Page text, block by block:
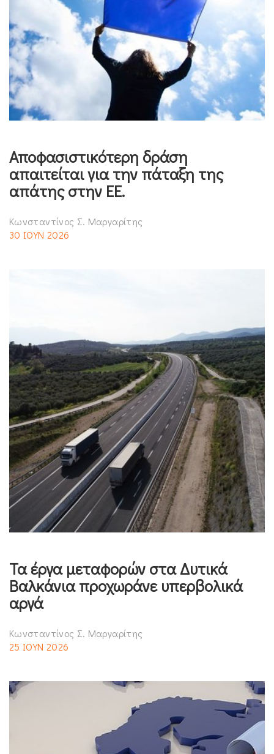
Αποφασιστικότερη δράση
απαιτείται για την πάταξη της
απάτης στην ΕΕ.
Κωνσταντίνος Σ. Μαργαρίτης
30 ΙΟΥΝ 2026
Τα έργα μεταφορών στα Δυτικά
Βαλκάνια προχωράνε υπερβολικά
αργά
Κωνσταντίνος Σ. Μαργαρίτης
25 ΙΟΥΝ 2026